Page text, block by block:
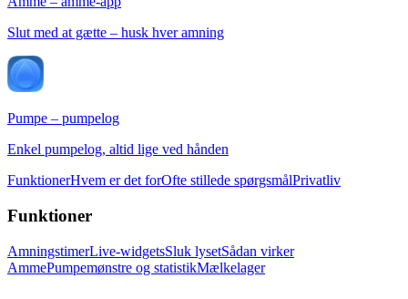
Slut med at gætte – husk hver amning
Pumpe – pumpelog
Enkel pumpelog, altid lige ved hånden
FunktionerHvem er det forOfte stillede spørgsmålPrivatliv
Funktioner
AmningstimerLive-widgetsSluk lysetSådan virker
AmmePumpemønstre og statistikMælkelager